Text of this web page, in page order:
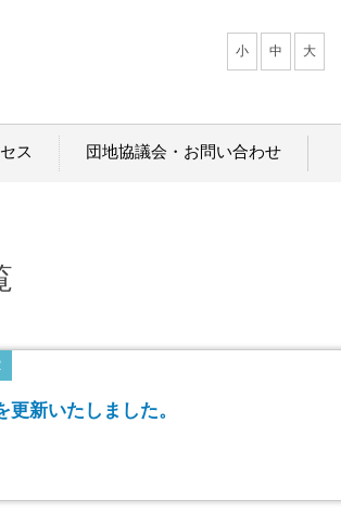
小 中 大
ス 団地協議会・お問い合わせ
更新いたしました。